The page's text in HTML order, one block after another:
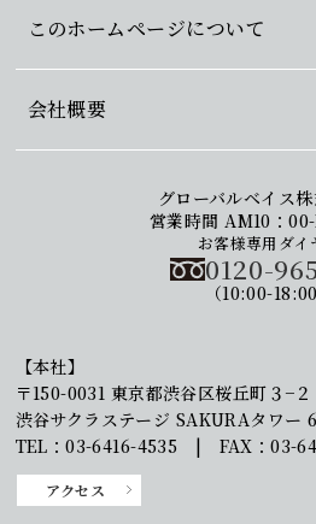
このホームページについて
会社概要
グローバルベイス
営業時間 AM10：
お客様専用ダイ
0120-
（10:00-18:00
【本社】
〒150-0031 東京都渋谷区桜丘町３−２
渋谷サクラステージ SAKURAタワー
TEL：03-6416-4535 | FAX：03-
アクセス